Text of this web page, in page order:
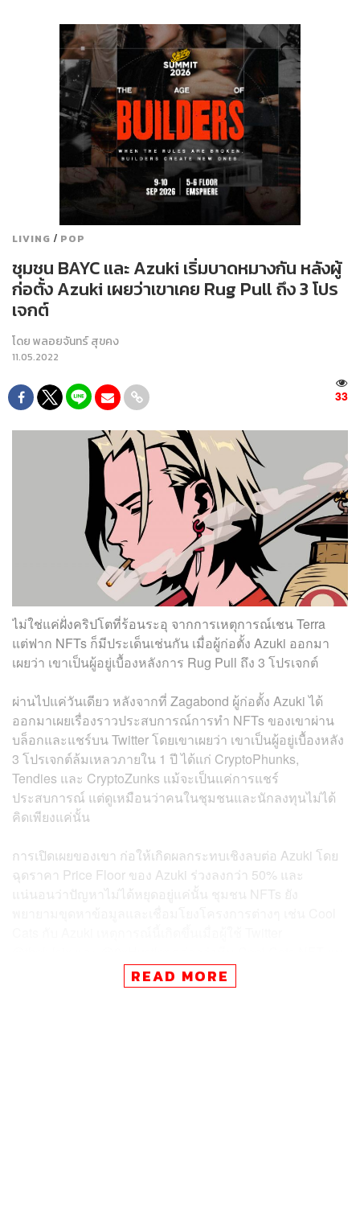
LIVING / POP
ชุมชน BAYC และ Azuki เริ่มบาดหมางกัน หลังผู้
ก่อตั้ง Azuki เผยว่าเขาเคย Rug Pull ถึง 3 โปร
เจกต์
โดยพลอยจันทร์ สุขคง
11.05.2022
33
ไม่ใช่แค่ฝั่งคริปโตที่ร้อนระอุ จากการเหตุการณ์เชน Terra
แต่ฟาก NFTs ก็มีประเด็นเช่นกัน เมื่อผู้ก่อตั้ง Azuki ออกมา
เผยว่า เขาเป็นผู้อยู่เบื้องหลังการ Rug Pull ถึง 3 โปรเจกต์
ผ่านไปแค่วันเดียว หลังจากที่ Zagabond ผู้ก่อตั้ง Azuki ได้
ออกมาเผยเรื่องราวประสบการณ์การทำ NFTs ของเขาผ่าน
บล็อกและแชร์บน Twitter โดยเขาเผยว่า เขาเป็นผู้อยู่เบื้องหลัง
3 โปรเจกต์ล้มเหลวภายใน 1 ปี ได้แก่ CryptoPhunks,
Tendies และ CryptoZunks แม้จะเป็นแค่การแชร์
ประสบการณ์ แต่ดูเหมือนว่าคนในชุมชนและนักลงทุนไม่ได้
คิดเพียงแค่นั้น
การเปิดเผยของเขา ก่อให้เกิดผลกระทบเชิงลบต่อ Azuki โดย
ฉุดราคา Price Floor ของ Azuki ร่วงลงกว่า 50% และ
แน่นอนว่าปัญหาไม่ได้หยุดอยู่แค่นั้น ชุมชน NFTs ยัง
ล็กเมล Zagabond เพื่อให้สารภาพความล้มเหลวในอดีต
READ MORE